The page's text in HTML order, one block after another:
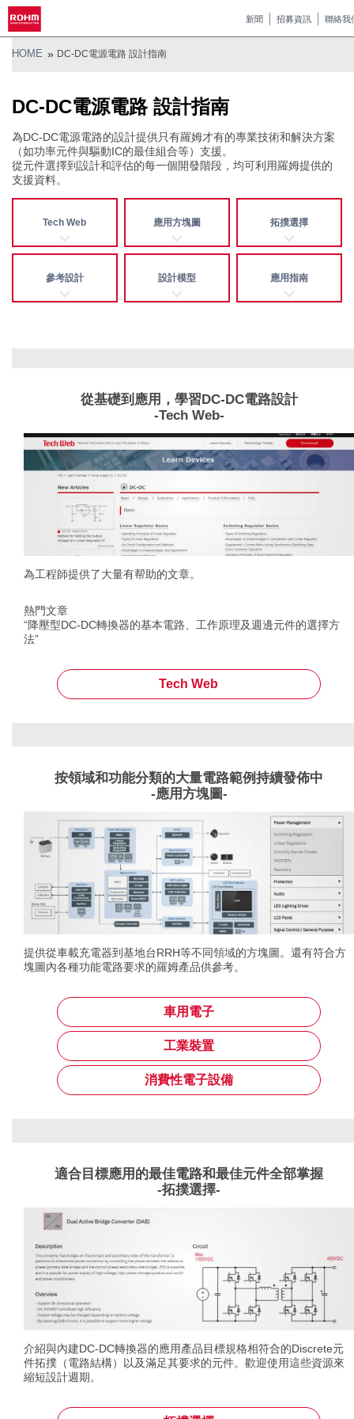
新聞 招募資訊 聯絡我
HOME DC-DC電源電路 設計指南
DC-DC電源電路 設計指南
為DC-DC電源電路的設計提供只有羅姆才有的專業技術和解決方案
（如功率元件與驅動IC的最佳組合等）支援。
從元件選擇到設計和評估的每一個開發階段，均可利用羅姆提供的
支援資料。
Tech Web 應用方塊圖 拓撲選擇
參考設計 設計模型 應用指南
從基礎到應用，學習DC-DC電路設計
-Tech Web-
為工程師提供了大量有帮助的文章。
熱門文章
“降壓型DC-DC轉換器的基本電路、工作原理及週邊元件的選擇方
法”
Tech Web
按領域和功能分類的大量電路範例持續發佈中
-應用方塊圖-
提供從車載充電器到基地台RRH等不同領域的方塊圖。還有符合方
塊圖內各種功能電路要求的羅姆產品供參考。
車用電子
工業裝置
消費性電子設備
適合目標應用的最佳電路和最佳元件全部掌握
-拓撲選擇-
介紹與內建DC-DC轉換器的應用產品目標規格相符合的Discrete元
件拓撲（電路結構）以及滿足其要求的元件。歡迎使用這些資源來
縮短設計週期。